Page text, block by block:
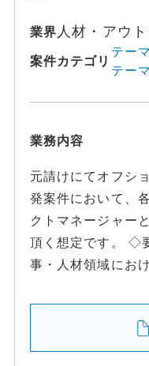
業界 人材・アウ
案件カテゴリ
テーマ
テーマ
業務内容
元請けにてオフシ
発案件において、
クトマネージャー
頂く想定です。 ◇
事・人材領域にお